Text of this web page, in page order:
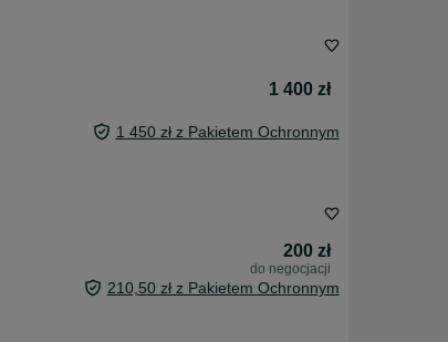
1 400 zł
1 450 zł z Pakietem Ochronnym
200 zł
do negocjacji
210,50 zł z Pakietem Ochronnym